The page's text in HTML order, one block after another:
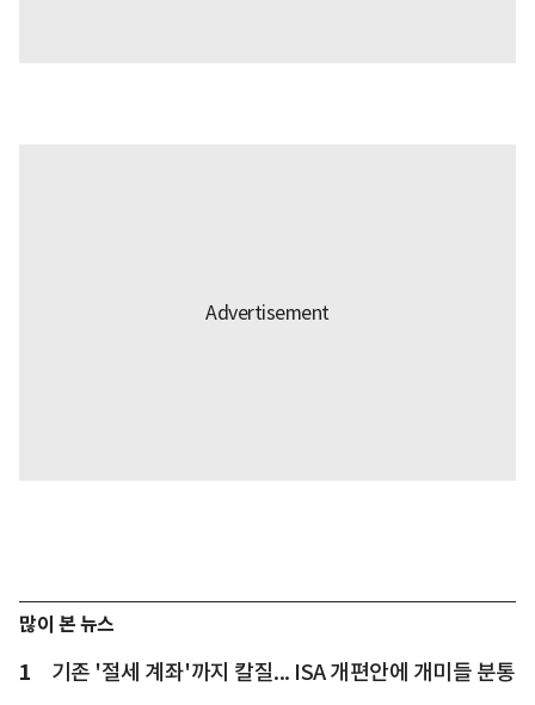
많이 본 뉴스
1 기존 '절세 계좌'까지 칼질... ISA 개편안에 개미들 분통